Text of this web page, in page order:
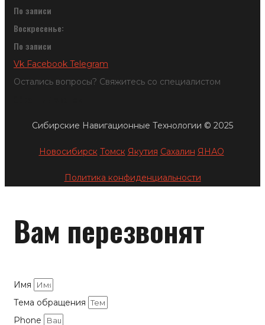
По записи
Воскресенье:
По записи
Vk Facebook Telegram
Остались вопросы? Свяжитесь со специалистом
Сибирские Навигационные Технологии © 2025
Новосибирск Томск Якутия Сахалин ЯНАО
Политика конфиденциальности
Вам перезвонят
Имя
Тема обращения
Phone